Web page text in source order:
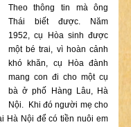
Theo thông tin mà ông
Thái biết được. Năm
1952, cụ Hòa sinh được
một bé trai, vì hoàn cảnh
khó khăn, cụ Hòa đành
mang con đi cho một cụ
bà ở phố Hàng Lâu, Hà
Nội. Khi đó người mẹ cho
Hà Nội để có tiền nuôi em